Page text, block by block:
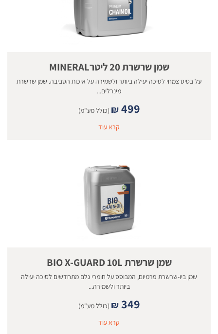
שמן שרשרת 20 ליטרMINERAL
על בסיס צמחי לסיכה יעילה ביותר ולשמירה על איכות הסביבה. שמן שרשרת
מינרלים...
₪ 499
(כולל מע"מ)
קרא עוד
שמן שרשרת BIO X-GUARD 10L
שמן ביו-שרשרת פרמיום, המבוסס על חומרי גלם מתחדשים לסיכה יעילה
ביותר ולשמירה...
₪ 349
(כולל מע"מ)
קרא עוד